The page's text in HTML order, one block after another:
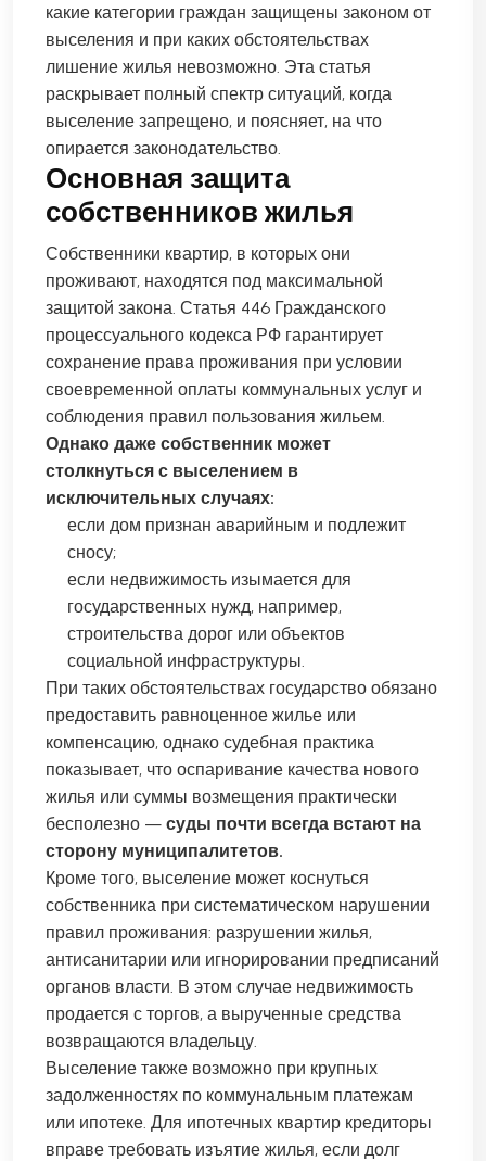
какие категории граждан защищены законом от
выселения и при каких обстоятельствах
лишение жилья невозможно. Эта статья
раскрывает полный спектр ситуаций, когда
выселение запрещено, и поясняет, на что
опирается законодательство.
Основная защита
собственников жилья
Собственники квартир, в которых они
проживают, находятся под максимальной
защитой закона. Статья 446 Гражданского
процессуального кодекса РФ гарантирует
сохранение права проживания при условии
своевременной оплаты коммунальных услуг и
соблюдения правил пользования жильем.
Однако даже собственник может
столкнуться с выселением в
исключительных случаях:
если дом признан аварийным и подлежит
сносу;
если недвижимость изымается для
государственных нужд, например,
строительства дорог или объектов
социальной инфраструктуры.
При таких обстоятельствах государство обязано
предоставить равноценное жилье или
компенсацию, однако судебная практика
показывает, что оспаривание качества нового
жилья или суммы возмещения практически
бесполезно — суды почти всегда встают на
сторону муниципалитетов.
Кроме того, выселение может коснуться
собственника при систематическом нарушении
правил проживания: разрушении жилья,
антисанитарии или игнорировании предписаний
органов власти. В этом случае недвижимость
продается с торгов, а вырученные средства
возвращаются владельцу.
Выселение также возможно при крупных
задолженностях по коммунальным платежам
или ипотеке. Для ипотечных квартир кредиторы
вправе требовать изъятие жилья, если долг